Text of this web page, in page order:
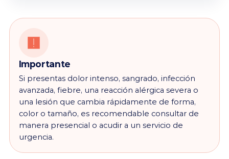
Importante
Si presentas dolor intenso, sangrado, infección
avanzada, fiebre, una reacción alérgica severa o
una lesión que cambia rápidamente de forma,
color o tamaño, es recomendable consultar de
manera presencial o acudir a un servicio de
urgencia.